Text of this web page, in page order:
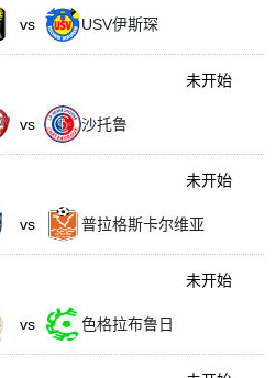
vs USV伊斯琛
vs 沙托鲁
未开始
vs 普拉格斯卡尔维亚
未开始
vs 色格拉布鲁日
未开始